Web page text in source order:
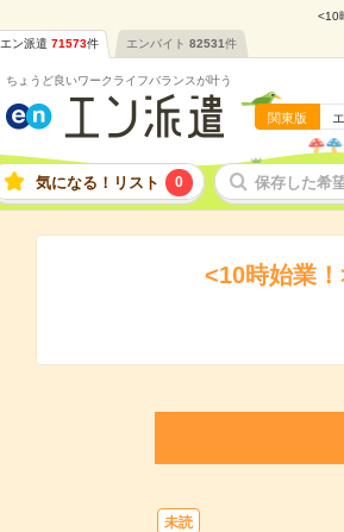
<10
エン派遣 71573件 エンバイト 82531件
ちょうど良いワークライフバランスが叶う
関東版
気になる！リスト 0 保存した希
<10時始業
未読